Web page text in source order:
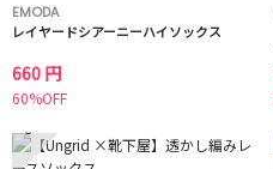
EMODA
レイヤードシアーニーハイソックス
660 円
60%OFF
3